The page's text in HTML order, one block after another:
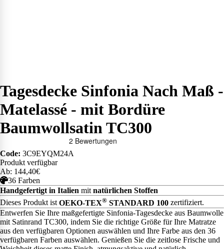
Tagesdecke Sinfonia Nach Maß -
Matelassé - mit Bordüre
Baumwollsatin TC300
Code: 3C9EYQM24A
Produkt verfügbar
Ab: 144,40€
36 Farben
Handgefertigt in Italien mitnatürlichen Stoffen
Dieses Produkt istOEKO-TEX® STANDARD 100 zertifiziert.
Entwerfen Sie Ihre maßgefertigte Sinfonia-Tagesdecke aus Baumwolle
mit Satinrand TC300, indem Sie die richtige Größe für Ihre Matratze
aus den verfügbaren Optionen auswählen und Ihre Farbe aus den 36
verfügbaren Farben auswählen. Genießen Sie die zeitlose Frische und